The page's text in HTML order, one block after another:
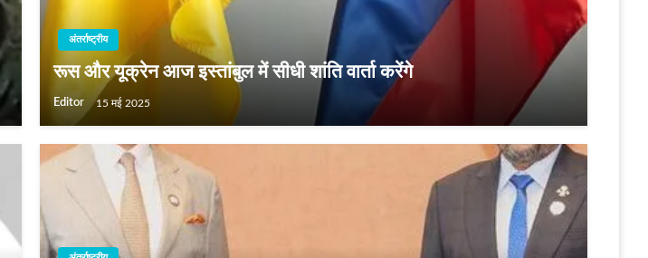
अंतर्राष्ट्रीय
रूस और यूक्रेन आज इस्तांबुल में सीधी शांति वार्ता करेंगे
Editor 15 मई 2025